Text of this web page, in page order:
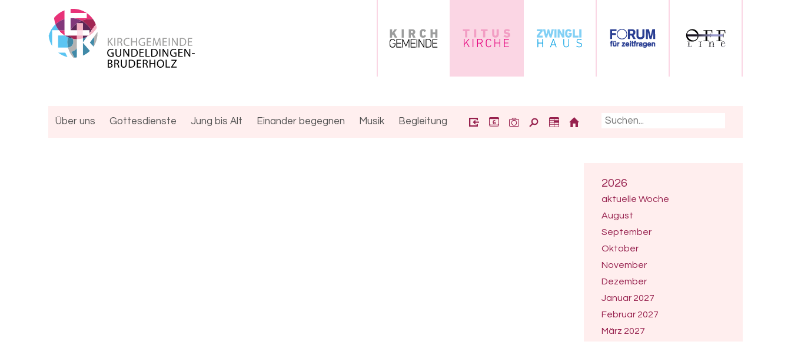
Über uns Gottesdienste Jung bis Alt Einander begegnen Musik Begleitung 6
2026
aktuelle Woche
August
September
Oktober
November
Dezember
Januar 2027
Februar 2027
März 2027